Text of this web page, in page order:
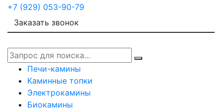
+7 (929) 053-90-79
Заказать звонок
Печи-камины
Каминные топки
Электрокамины
Биокамины